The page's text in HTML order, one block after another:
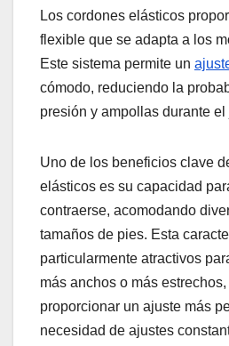
Los cordones elásticos
flexible que se adapta a los
Este sistema permite un
cómodo, reduciendo la
presión y ampollas durante el
Uno de los beneficios clave
elásticos es su capacidad
contraerse, acomodando
tamaños de pies. Esta
particularmente atractivos
más anchos o más
proporcionar un ajuste más
necesidad de ajustes